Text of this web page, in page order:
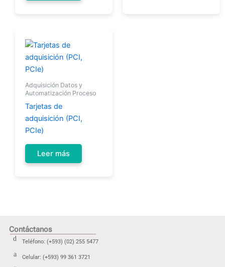
Adquisición Datos y
Automatización Proceso
Tarjetas de
adquisición (PCI,
PCIe)
Leer más
Contáctanos
Teléfono: (+593) (02) 255 5477
Celular: (+593) 99 361 3721